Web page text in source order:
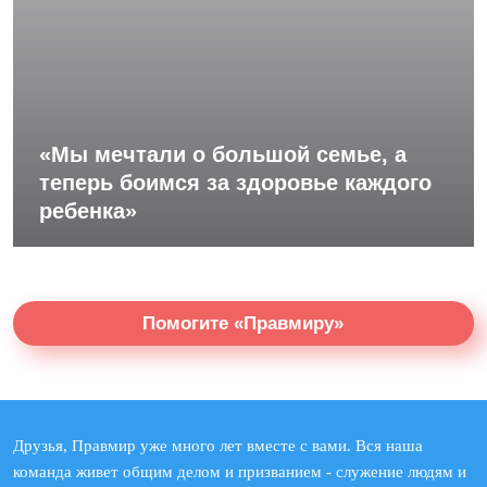
«Мы мечтали о большой семье, а
теперь боимся за здоровье каждого
ребенка»
Помогите «Правмиру»
Друзья, Правмир уже много лет вместе с вами. Вся наша
команда живет общим делом и призванием - служение людям и